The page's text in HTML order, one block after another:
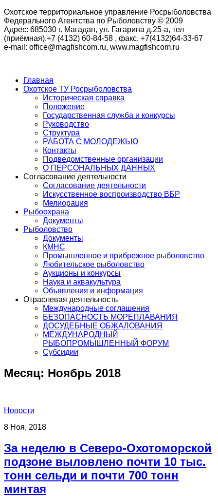
Охотское территориальное управление Росрыболовства
Федерального Агентства по Рыболовству © 2009
Адрес: 685030 г. Магадан, ул. Гагарина д.25-а, тел
(приёмная).+7 (4132) 60-84-58 , факс. +7(4132)64-33-67
e-mail: office@magfishcom.ru, www.magfishcom.ru
Главная
Охотское ТУ Росрыболовства
Историческая справка
Положение
Государственная служба и конкурсы
Руководство
Структура
РАБОТА С МОЛОДЕЖЬЮ
Контакты
Подведомственные организации
О ПЕРСОНАЛЬНЫХ ДАННЫХ
Согласование деятельности
Согласование деятельности
Искусственное воспроизводство ВБР
Мелиорация
Рыбоохрана
Документы
Рыболовство
Документы
КМНС
Промышленное и прибрежное рыболовство
Любительское рыболовство
Аукционы и конкурсы
Наука и аквакультура
Объявления и информация
Отраслевая деятельность
Международные соглашения
БЕЗОПАСНОСТЬ МОРЕПЛАВАНИЯ
ДОСУДЕБНЫЕ ОБЖАЛОВАНИЯ
МЕЖДУНАРОДНЫЙ
РЫБОПРОМЫШЛЕННЫЙ ФОРУМ
Субсидии
Месяц: Ноябрь 2018
Новости
8 Ноя, 2018
За неделю в Северо-Охотоморской
подзоне выловлено почти 10 тыс.
тонн сельди и почти 700 тонн
минтая